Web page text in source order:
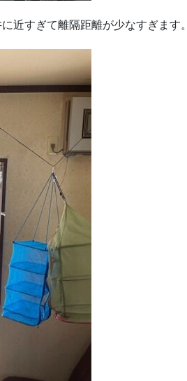
近すぎて離隔距離が少なすぎます。